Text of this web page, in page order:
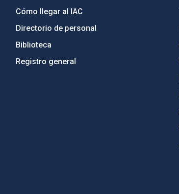
Cómo llegar al IAC
Directorio de personal
Biblioteca
Registro general